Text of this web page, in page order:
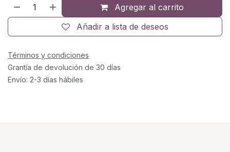
Agregar al carrito
Añadir a lista de deseos
Términos y condiciones
Grantía de devolución de 30 días
Envío: 2-3 días hábiles